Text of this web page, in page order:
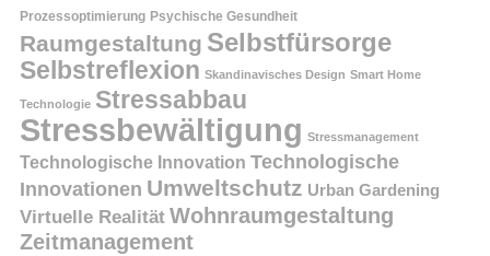
Prozessoptimierung Psychische Gesundheit
Raumgestaltung Selbstfürsorge
Selbstreflexion Skandinavisches Design Smart Home
Technologie Stressabbau
Stressbewältigung Stressmanagement
Technologische Innovation Technologische
Innovationen Umweltschutz Urban Gardening
Virtuelle Realität Wohnraumgestaltung
Zeitmanagement